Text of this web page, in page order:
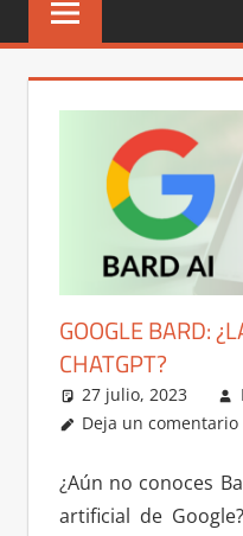
GOOGLE BARD:
CHATGPT?
27 julio, 2023
Deja un comentario
¿Aún no conoces
artificial de